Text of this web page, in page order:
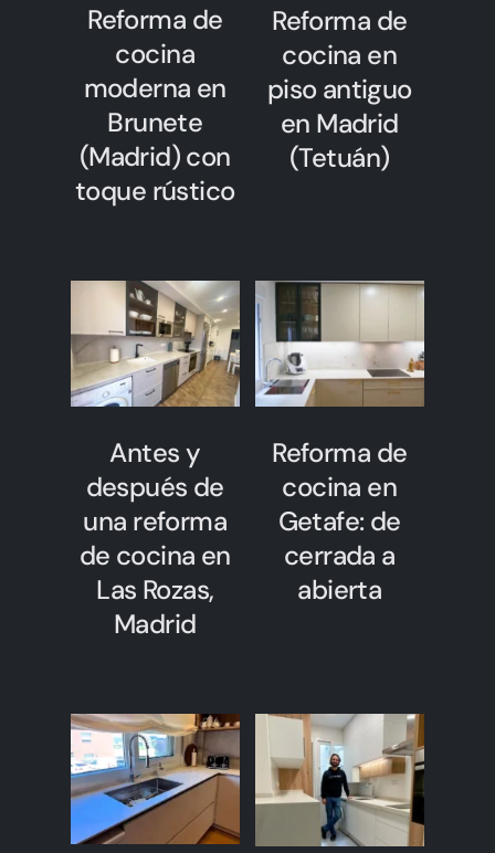
Reforma de
cocina
moderna en
Brunete
(Madrid) con
toque rústico
Reforma de
cocina en
piso antiguo
en Madrid
(Tetuán)
Antes y
después de
una reforma
de cocina en
Las Rozas,
Madrid
Reforma de
cocina en
Getafe: de
cerrada a
abierta